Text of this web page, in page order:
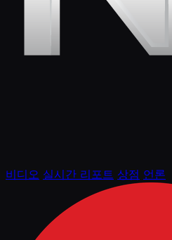
비디오 실시간 리포트 상점 언론